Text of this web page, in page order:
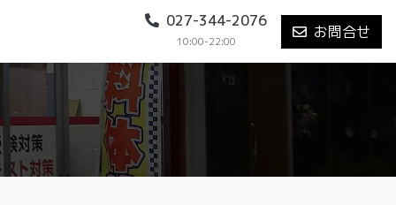
027-344-2076
10:00-22:00
お問合せ